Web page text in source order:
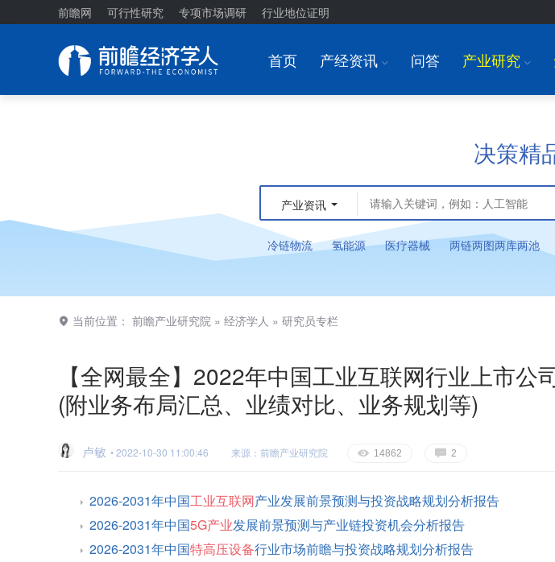
前瞻网 可行性研究 专项市场调研 行业地位证明
首页 产经资讯 I 问答 产业研究 I
决策精
产业资讯
冷链物流 氢能源 医疗器械 两链两图两库两池
当前位置： 前瞻产业研究院 » 经济学人 » 研究员专栏
【全网最全】2022年中国工业互联网行业上市公
(附业务布局汇总、业绩对比、业务规划等)
卢敏 • 2022-10-30 11:00:46 来源：前瞻产业研究院 E 14862 G 2
2026-2031年中国工业互联网产业发展前景预测与投资战略规划分析报告
2026-2031年中国5G产业发展前景预测与产业链投资机会分析报告
2026-2031年中国特高压设备行业市场前瞻与投资战略规划分析报告